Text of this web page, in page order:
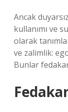
Ancak
kullanımı ve
olarak
ve zalimlik:
Bunlar